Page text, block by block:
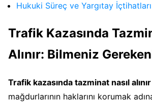
Hukuki Süreç ve Yargıtay İçtihatları
Trafik Kazasında
Alınır: Bilmeniz
Trafik kazasında tazminat nasıl alınır
mağdurlarının haklarını korumak